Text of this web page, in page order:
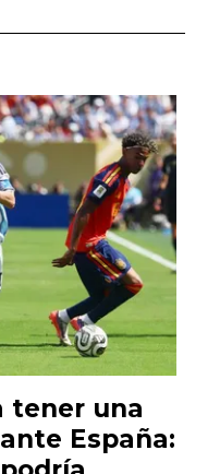
tener una
España: